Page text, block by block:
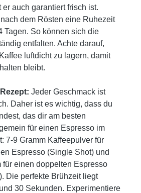
er auch garantiert frisch ist.
dem Rösten eine Ruhezeit
Tagen. So können sich die
entfalten. Achte darauf,
luftdicht zu lagern, damit
bleibt.
Jeder Geschmack ist
Daher ist es wichtig, dass du
das dir am besten
für einen Espresso im
7-9 Gramm Kaffeepulver für
Espresso (Single Shot) und
für einen doppelten Espresso
Die perfekte Brühzeit liegt
30 Sekunden. Experimentiere